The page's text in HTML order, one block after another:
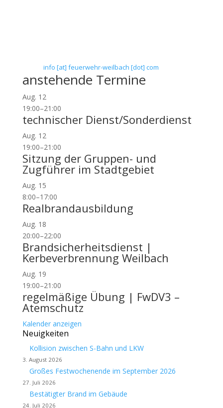
info [at] feuerwehr-weilbach [dot] com
anstehende Termine
Aug. 12
19:00–21:00
technischer Dienst/Sonderdienst
Aug. 12
19:00–21:00
Sitzung der Gruppen- und
Zugführer im Stadtgebiet
Aug. 15
8:00–17:00
Realbrandausbildung
Aug. 18
20:00–22:00
Brandsicherheitsdienst |
Kerbeverbrennung Weilbach
Aug. 19
19:00–21:00
regelmäßige Übung | FwDV3 –
Atemschutz
Kalender anzeigen
Neuigkeiten
Kollision zwischen S-Bahn und LKW
3. August 2026
Großes Festwochenende im September 2026
27. Juli 2026
Bestätigter Brand im Gebäude
24. Juli 2026